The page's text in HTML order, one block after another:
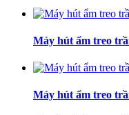
Máy hút ẩm treo
Máy hút ẩm treo